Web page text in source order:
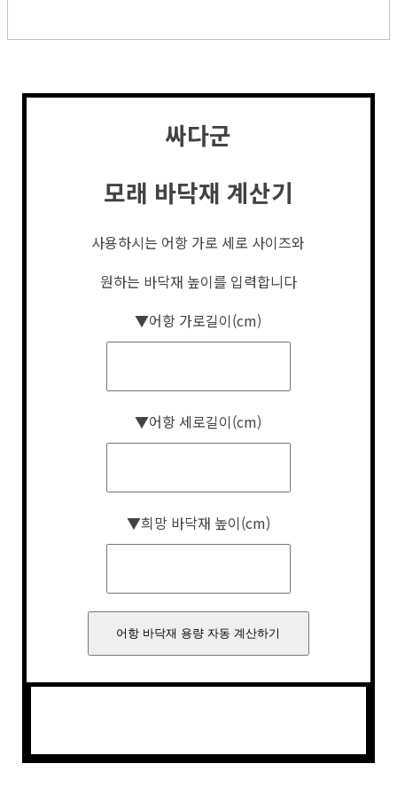
싸다군
모래 바닥재 계산기
사용하시는 어항 가로 세로 사이즈와
원하는 바닥재 높이를 입력합니다
▼어항 가로길이(cm)
▼어항 세로길이(cm)
▼희망 바닥재 높이(cm)